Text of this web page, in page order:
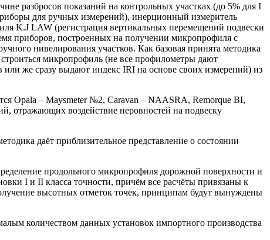
разбросов показаний на контрольных участках (до 5% для I
для ручных измерений), инерционный измеритель
K.J LAW (регистрация вертикальных перемещений подвески
приборов, построенных на получении микропрофиля с
нивелирования участков. Как базовая принята методика
микропрофиль (не все профилометры дают
же сразу выдают индекс IRI на основе своих измерений) из
Opala – Maysmeter №2, Caravan – NAASRA, Remorque BI,
отражающих воздействие неровностей на подвеску
даёт приблизительное представление о состоянии
продольного микропрофиля дорожной поверхности и
I и II класса точности, причём все расчёты привязаны к
высотных отметок точек, принципам будут вынуждены
количеством данных установок импортного производства